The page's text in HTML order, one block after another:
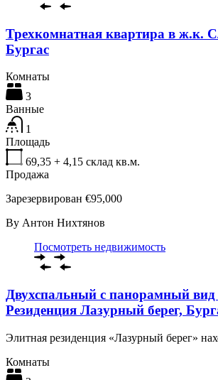
Трехкомнатная квартира в ж.к.
Бургас
Комнаты
3
Ванные
1
Площадь
69,35 + 4,15 склад кв.м.
Продажа
Зарезервирован €95,000
By Антон Нихтянов
Посмотреть недвижимость
Двухспальный с панорамный
Резиденция Лазурный берег,
Элитная резиденция «Лазурный берег»
Комнаты